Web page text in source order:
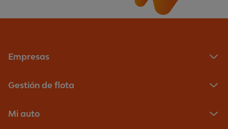
Empresas
Gestión de flota
Mi auto